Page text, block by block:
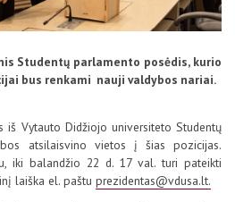
Studentų parlamento posėdis, kurio
bus renkami nauji valdybos nariai.
iš Vytauto Didžiojo universiteto Studentų
atsilaisvino vietos į šias pozicijas.
iki balandžio 22 d. 17 val. turi pateikti
laiška el. paštu prezidentas@vdusa.lt.